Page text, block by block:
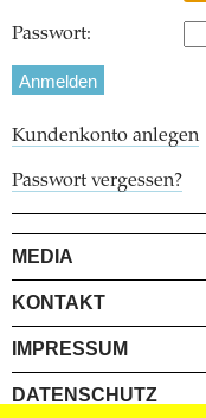
Passwort:
Kundenkonto anlegen
Passwort vergessen?
MEDIA
KONTAKT
IMPRESSUM
DATENSCHUTZ